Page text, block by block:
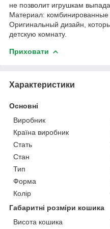
не позволит игрушкам
Материал:
Оригинальный дизайн,
детскую комнату.
Приховати
Характеристики
Основні
Виробник
Країна виробник
Стать
Стан
Тип
Форма
Колір
Габаритні розміри кошика
Висота кошика